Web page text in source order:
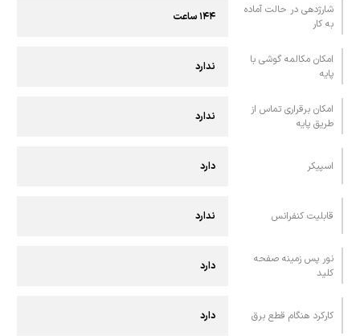
شارژدهی در حالت آماده‌
به‌ کار
۱۴۴ ساعت
امکان مکالمه گوشی با
پايه
ندارد
امکان برقراری تماس از
طريق پايه
ندارد
اسپيکر دارد
قابليت کنفرانس ندارد
نور پس زمینه صفحه
کلید
دارد
کارکرد هنگام قطع برق دارد